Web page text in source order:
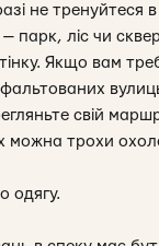
не тренуйтеся в
парк, ліс чи
Якщо вам
свій
можна трохи
одягу.